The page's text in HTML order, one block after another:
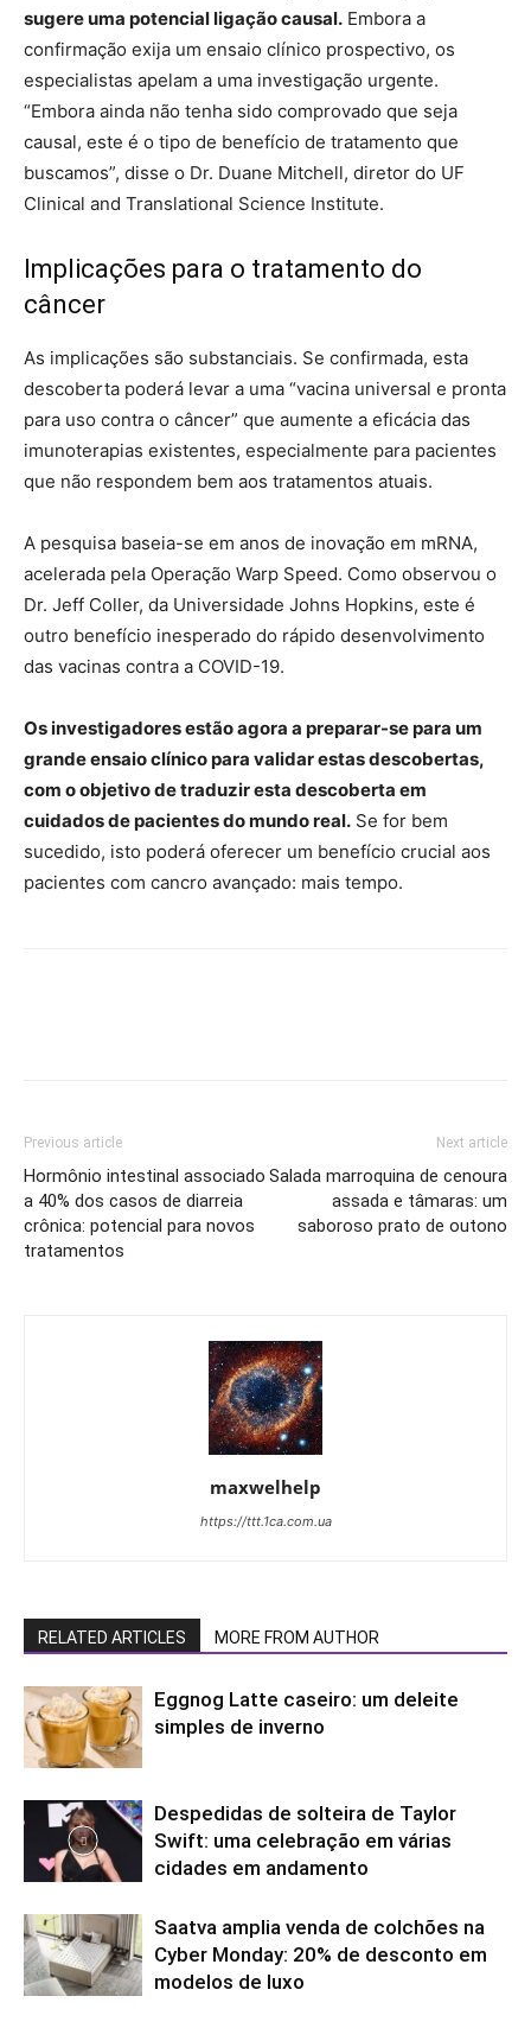
sugere uma potencial ligação causal. Embora a
confirmação exija um ensaio clínico prospectivo, os
especialistas apelam a uma investigação urgente.
“Embora ainda não tenha sido comprovado que seja
causal, este é o tipo de benefício de tratamento que
buscamos”, disse o Dr. Duane Mitchell, diretor do UF
Clinical and Translational Science Institute.
Implicações para o tratamento do
câncer
As implicações são substanciais. Se confirmada, esta
descoberta poderá levar a uma “vacina universal e pronta
para uso contra o câncer” que aumente a eficácia das
imunoterapias existentes, especialmente para pacientes
que não respondem bem aos tratamentos atuais.
A pesquisa baseia-se em anos de inovação em mRNA,
acelerada pela Operação Warp Speed. Como observou o
Dr. Jeff Coller, da Universidade Johns Hopkins, este é
outro benefício inesperado do rápido desenvolvimento
das vacinas contra a COVID-19.
Os investigadores estão agora a preparar-se para um
grande ensaio clínico para validar estas descobertas,
com o objetivo de traduzir esta descoberta em
cuidados de pacientes do mundo real. Se for bem
sucedido, isto poderá oferecer um benefício crucial aos
pacientes com cancro avançado: mais tempo.
Previous article
Hormônio intestinal associado
a 40% dos casos de diarreia
crônica: potencial para novos
tratamentos
Next article
Salada marroquina de cenoura
assada e tâmaras: um
saboroso prato de outono
maxwelhelp
https://ttt.1ca.com.ua
RELATED ARTICLES MORE FROM AUTHOR
Eggnog Latte caseiro: um deleite
simples de inverno
Despedidas de solteira de Taylor
Swift: uma celebração em várias
cidades em andamento
Saatva amplia venda de colchões na
Cyber ​​Monday: 20% de desconto em
modelos de luxo